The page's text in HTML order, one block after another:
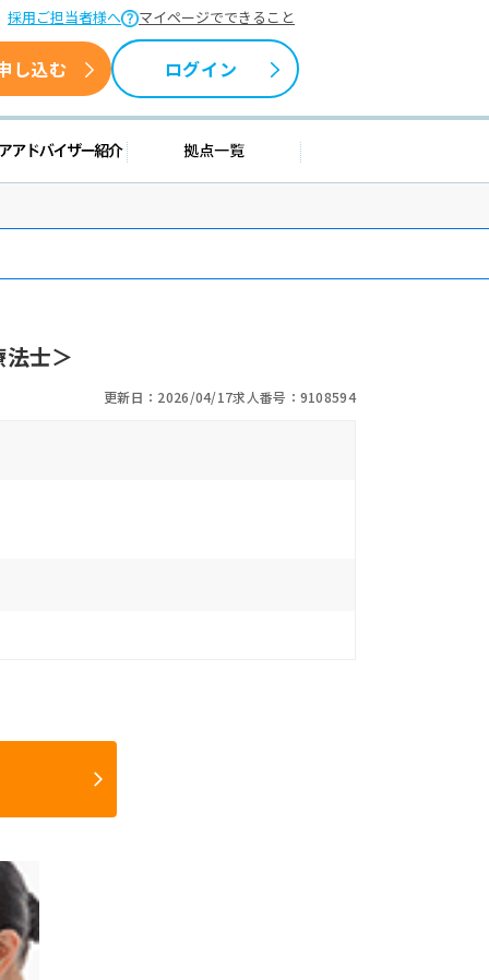
採用ご担当者様へ マイページでできること
し込む ログイン
報 キャリアアドバイザー紹介 拠点一覧
士＞
更新日：2026/04/17求人番号：9108594